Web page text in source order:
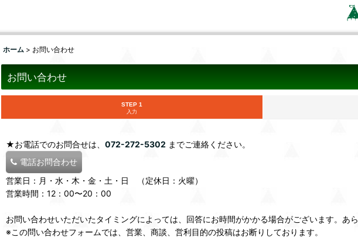
ホーム > お問い合わせ
お問い合わせ
STEP 1
入力
★お電話でのお問合せは、 072-272-5302 までご連絡ください。
電話お問合わせ
営業日：月・水・木・金・土・日 （定休日：火曜）
営業時間：12：00〜20：00
お問い合わせいただいたタイミングによっては、回答にお時間がかかる場合がございます。あ
※この問い合わせフォームでは、営業、商談、営利目的の投稿はお断りしております。